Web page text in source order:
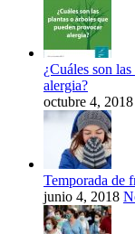
¿Cuáles son
alergia?
octubre 4, 2018
Temporada de
junio 4, 2018